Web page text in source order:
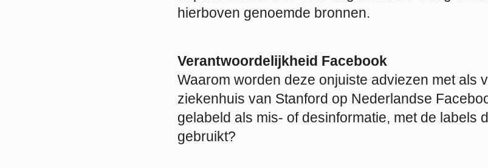
hierboven genoemde bronnen.
Verantwoordelijkheid Facebook
Waarom worden deze onjuiste adviezen met als
ziekenhuis van Stanford op Nederlandse
gelabeld als mis- of desinformatie, met de labels
gebruikt?